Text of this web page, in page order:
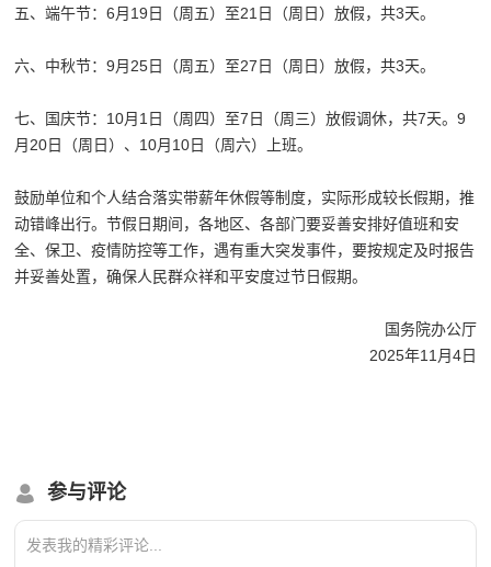
五、端午节：6月19日（周五）至21日（周日）放假，共3天。
六、中秋节：9月25日（周五）至27日（周日）放假，共3天。
七、国庆节：10月1日（周四）至7日（周三）放假调休，共7天。9
月20日（周日）、10月10日（周六）上班。
鼓励单位和个人结合落实带薪年休假等制度，实际形成较长假期，推
动错峰出行。节假日期间，各地区、各部门要妥善安排好值班和安
全、保卫、疫情防控等工作，遇有重大突发事件，要按规定及时报告
并妥善处置，确保人民群众祥和平安度过节日假期。
国务院办公厅
2025年11月4日
 参与评论